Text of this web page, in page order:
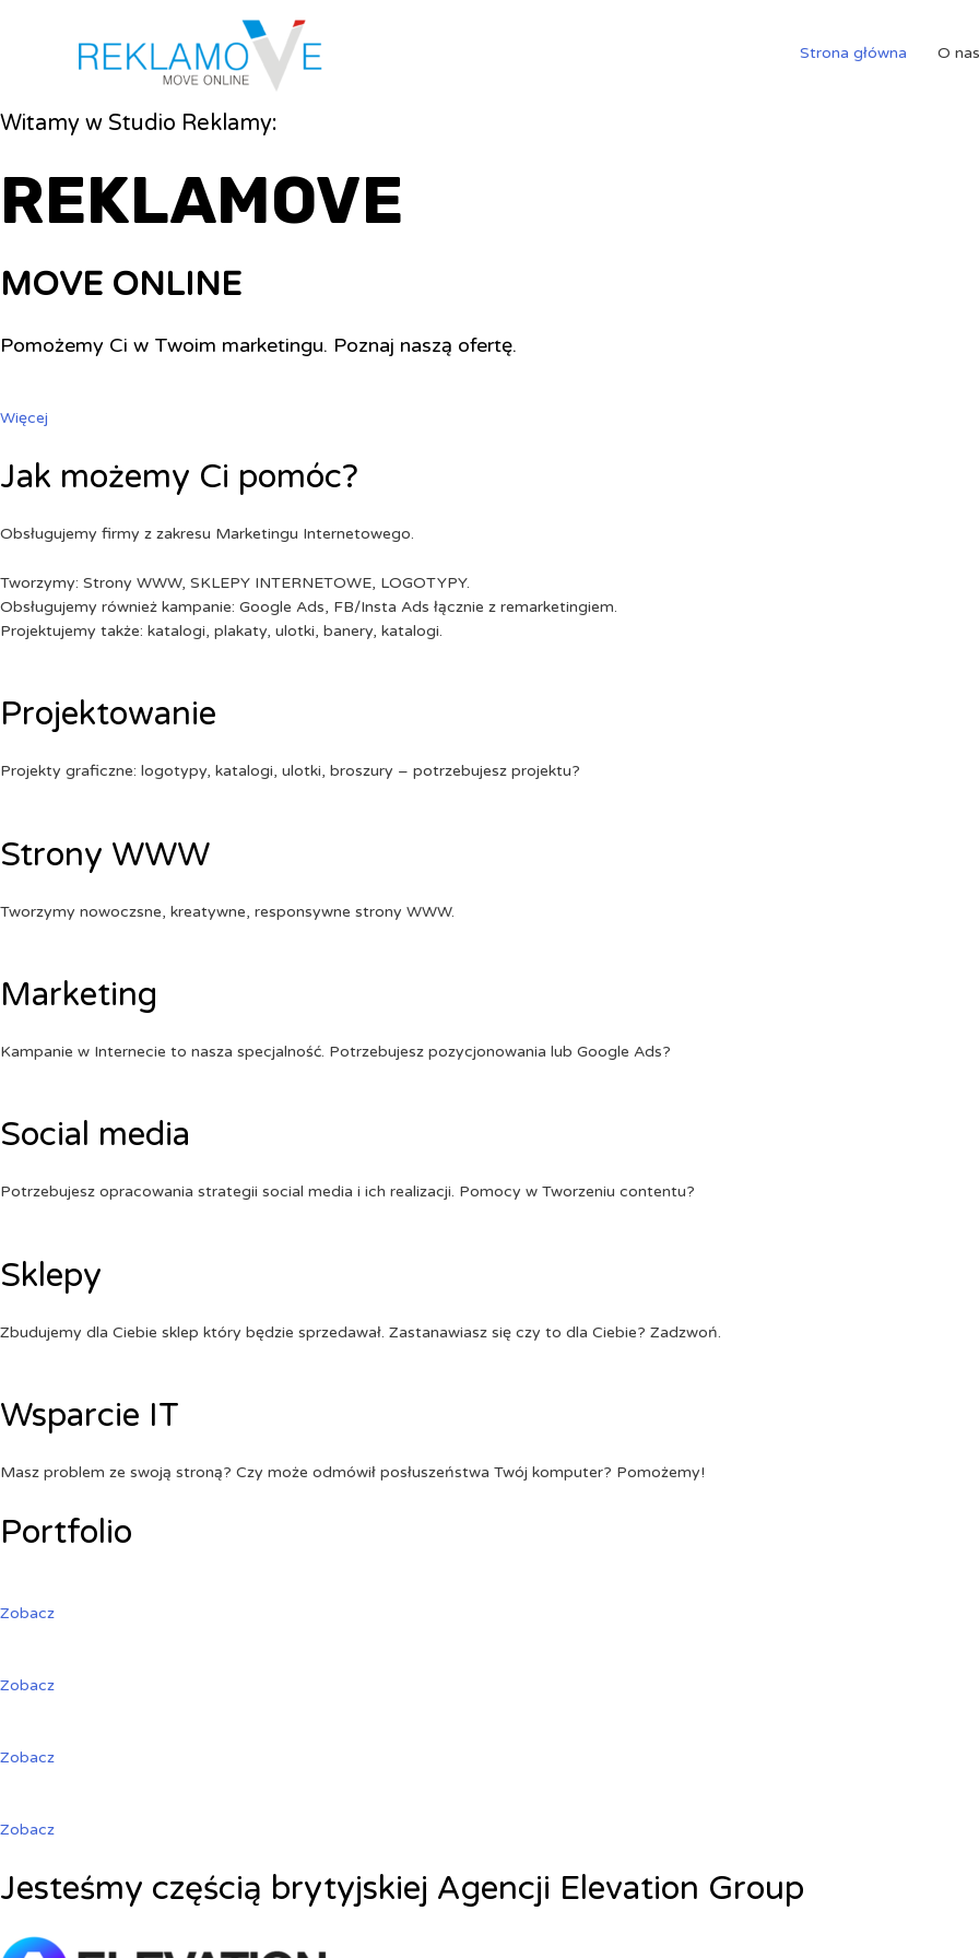
Strona główna O nas
Witamy w Studio Reklamy:
REKLAMOVE
MOVE ONLINE
Pomożemy Ci w Twoim marketingu. Poznaj naszą ofertę.
Więcej
Jak możemy Ci pomóc?
Obsługujemy firmy z zakresu Marketingu Internetowego.
Tworzymy: Strony WWW, SKLEPY INTERNETOWE, LOGOTYPY.
Obsługujemy również kampanie: Google Ads, FB/Insta Ads łącznie z remarketingiem.
Projektujemy także: katalogi, plakaty, ulotki, banery, katalogi.
Projektowanie
Projekty graficzne: logotypy, katalogi, ulotki, broszury – potrzebujesz projektu?
Strony WWW
Tworzymy nowoczsne, kreatywne, responsywne strony WWW.
Marketing
Kampanie w Internecie to nasza specjalność. Potrzebujesz pozycjonowania lub Google Ads?
Social media
Potrzebujesz opracowania strategii social media i ich realizacji. Pomocy w Tworzeniu contentu?
Sklepy
Zbudujemy dla Ciebie sklep który będzie sprzedawał. Zastanawiasz się czy to dla Ciebie? Zadzwoń.
Wsparcie IT
Masz problem ze swoją stroną? Czy może odmówił posłuszeństwa Twój komputer? Pomożemy!
Portfolio
Zobacz
Zobacz
Zobacz
Zobacz
Jesteśmy częścią brytyjskiej Agencji Elevation Group